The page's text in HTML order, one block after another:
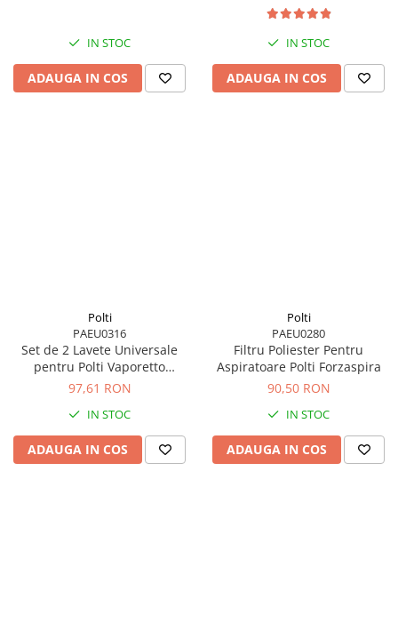
IN STOC
ADAUGA IN COS
IN STOC
ADAUGA IN COS
Polti
PAEU0316
Set de 2 Lavete Universale
pentru Polti Vaporetto
Lecoaspira
97,61 RON
IN STOC
ADAUGA IN COS
Polti
PAEU0280
Filtru Poliester Pentru
Aspiratoare Polti Forzaspira
90,50 RON
IN STOC
ADAUGA IN COS